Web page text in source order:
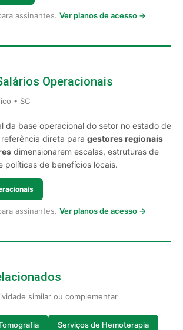
assinantes. Ver planos de acesso →
Operacionais
• SC
da base operacional do setor no estado de
direta para gestores regionais
dimensionarem escalas, estruturas de
políticas de benefícios locais.
assinantes. Ver planos de acesso →
similar ou complementar
Serviços de Hemoterapia